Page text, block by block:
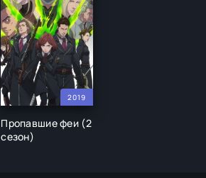
2019
Пропавшие феи (2
сезон)